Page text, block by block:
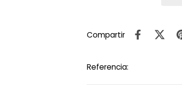
Compartir
Referencia: